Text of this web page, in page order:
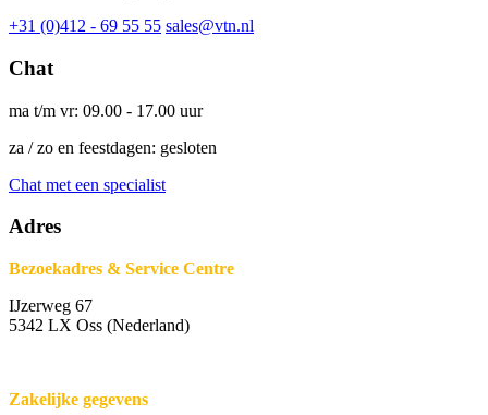
+31 (0)412 - 69 55 55 sales@vtn.nl
Chat
ma t/m vr: 09.00 - 17.00 uur
za / zo en feestdagen: gesloten
Chat met een specialist
Adres
Bezoekadres & Service Centre
IJzerweg 67
5342 LX Oss (Nederland)
Zakelijke gegevens